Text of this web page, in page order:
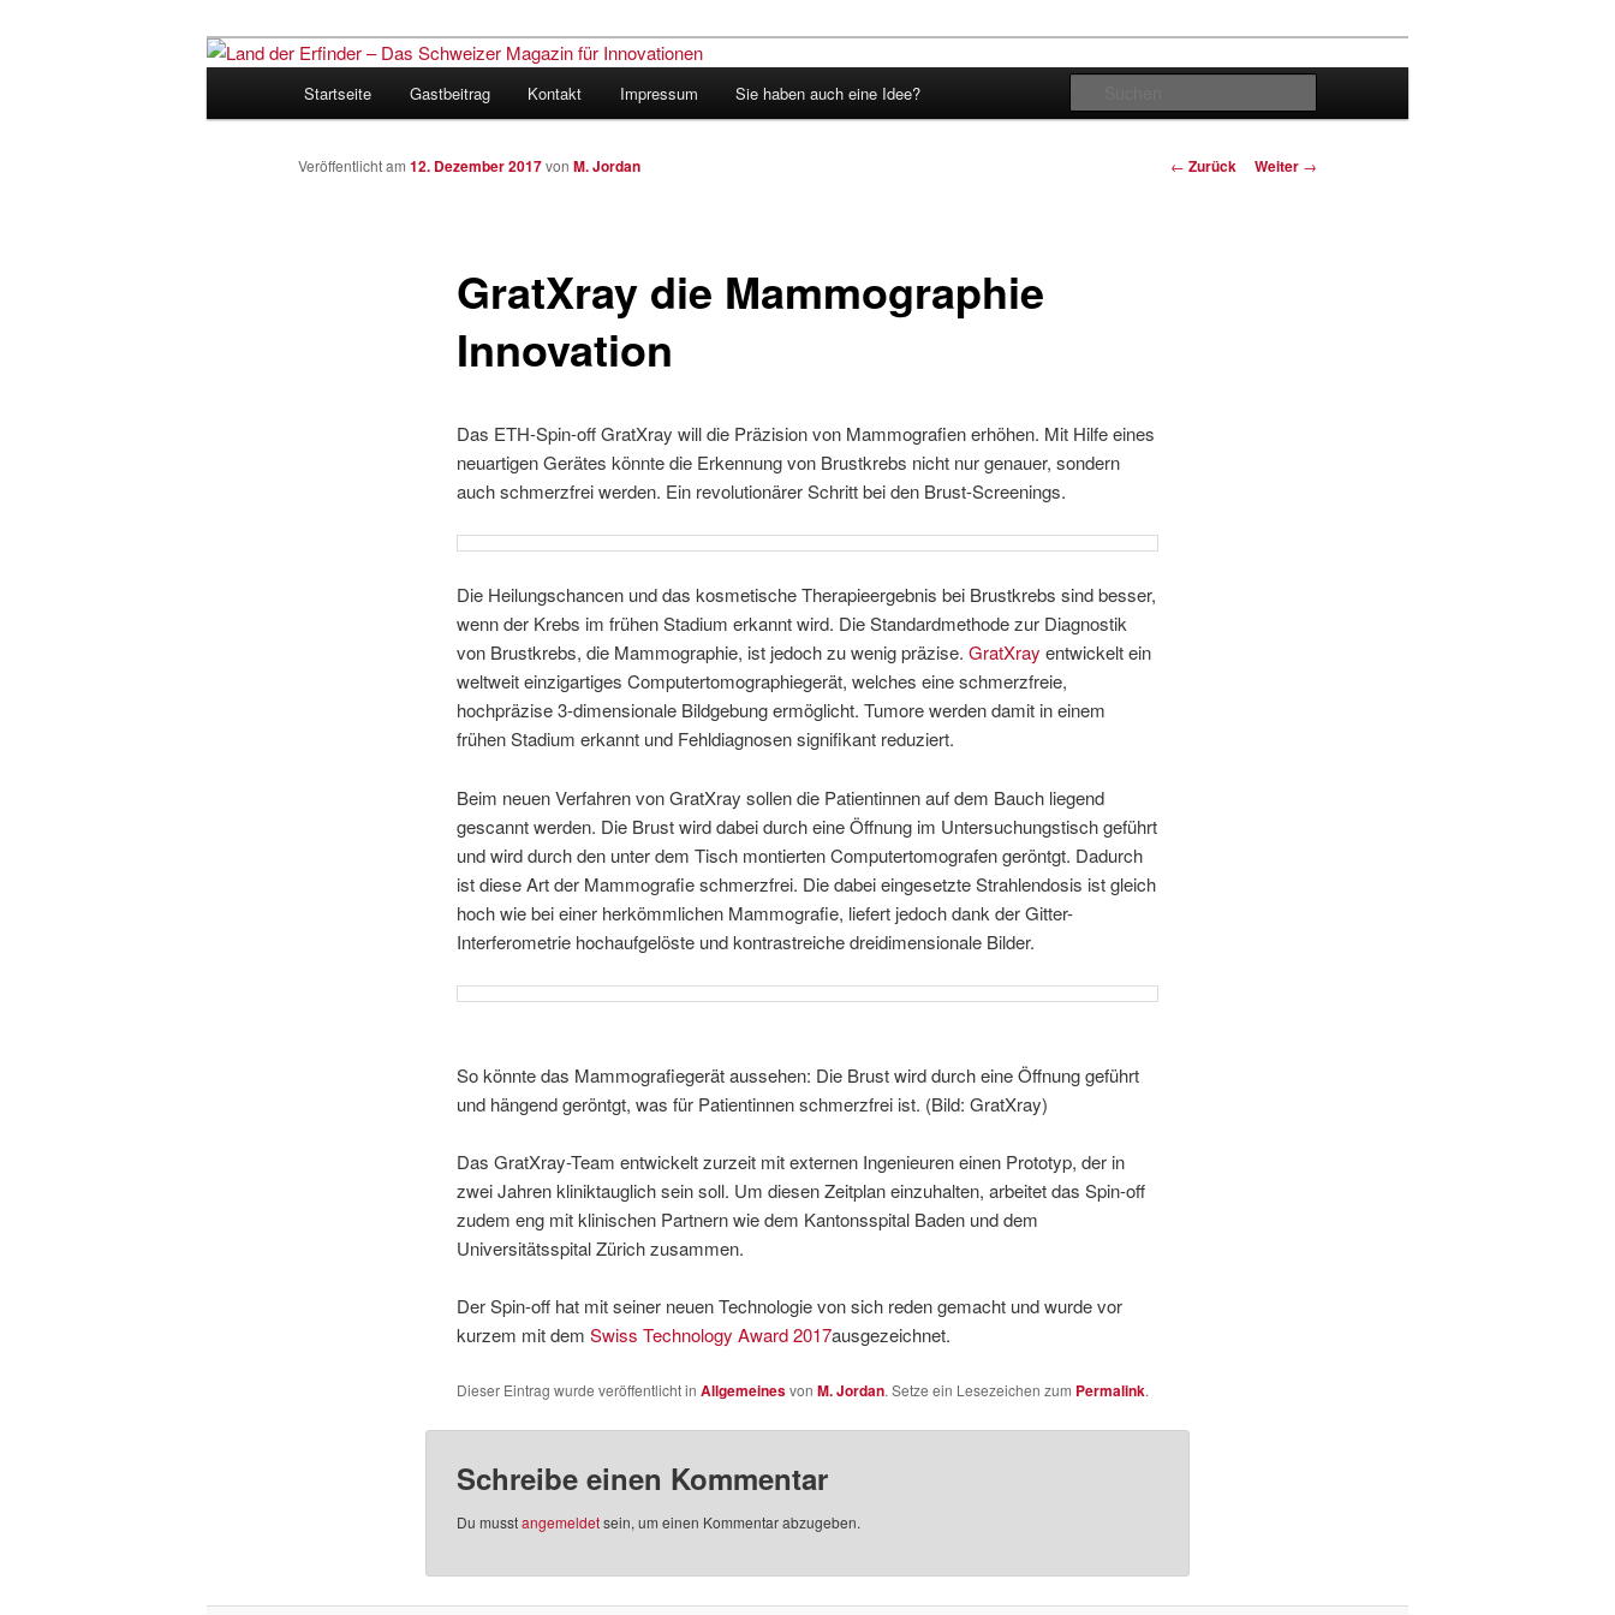
Land der Erfinder – Das Schweizer Magazin
für Innovationen
Startseite Gastbeitrag Kontakt Impressum Sie haben auch eine Idee?
Beitrags-
← Zurück Weiter →
GratXray die Mammographie
Innovation
Veröffentlicht am 12. Dezember 2017von M. Jordan
Das ETH-Spin-off GratXray will die Präzision von Mammografien erhöhen. Mit Hilfe eines
neuartigen Gerätes könnte die Erkennung von Brustkrebs nicht nur genauer, sondern
auch schmerzfrei werden. Ein revolutionärer Schritt bei den Brust-Screenings.
Die Heilungschancen und das kosmetische Therapieergebnis bei Brustkrebs sind besser,
wenn der Krebs im frühen Stadium erkannt wird. Die Standardmethode zur Diagnostik
von Brustkrebs, die Mammographie, ist jedoch zu wenig präzise. GratXray entwickelt ein
weltweit einzigartiges Computertomographiegerät, welches eine schmerzfreie,
hochpräzise 3-dimensionale Bildgebung ermöglicht. Tumore werden damit in einem
frühen Stadium erkannt und Fehldiagnosen signifikant reduziert.
Beim neuen Verfahren von GratXray sollen die Patientinnen auf dem Bauch liegend
gescannt werden. Die Brust wird dabei durch eine Öffnung im Untersuchungstisch geführt
und wird durch den unter dem Tisch montierten Computertomografen geröntgt. Dadurch
ist diese Art der Mammografie schmerzfrei. Die dabei eingesetzte Strahlendosis ist gleich
hoch wie bei einer herkömmlichen Mammografie, liefert jedoch dank der Gitter-
Interferometrie hochaufgelöste und kontrastreiche dreidimensionale Bilder.
So könnte das Mammografiegerät aussehen: Die Brust wird durch eine Öffnung geführt
und hängend geröntgt, was für Patientinnen schmerzfrei ist. (Bild: GratXray)
Das GratXray-Team entwickelt zurzeit mit externen Ingenieuren einen Prototyp, der in
zwei Jahren kliniktauglich sein soll. Um diesen Zeitplan einzuhalten, arbeitet das Spin-off
zudem eng mit klinischen Partnern wie dem Kantonsspital Baden und dem
Universitätsspital Zürich zusammen.
Der Spin-off hat mit seiner neuen Technologie von sich reden gemacht und wurde vor
kurzem mit dem Swiss Technology Award 2017ausgezeichnet.
Dieser Eintrag wurde veröffentlicht in Allgemeinesvon M. Jordan. Setze ein Lesezeichen zum Permalink.
Schreibe einen Kommentar
Du musstangemeldetsein, um einen Kommentar abzugeben.